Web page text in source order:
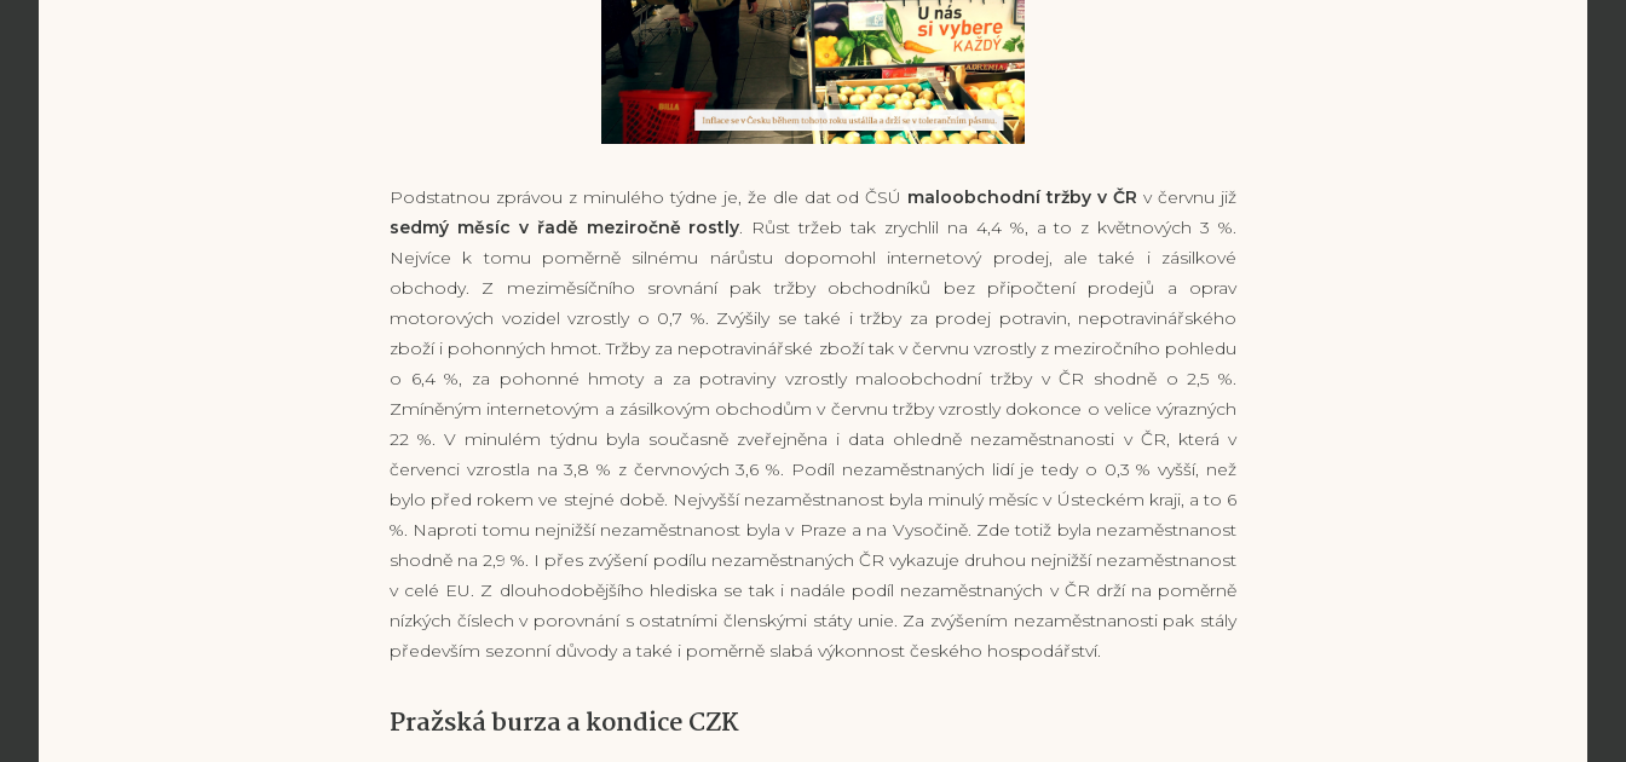
Podstatnou zprávou z minulého týdne je, že dle dat od ČSÚ maloobchodní tržby v ČR v červnu již
sedmý měsíc v řadě meziročně rostly. Růst tržeb tak zrychlil na 4,4 %, a to z květnových 3 %.
Nejvíce k tomu poměrně silnému nárůstu dopomohl internetový prodej, ale také i zásilkové
obchody. Z meziměsíčního srovnání pak tržby obchodníků bez připočtení prodejů a oprav
motorových vozidel vzrostly o 0,7 %. Zvýšily se také i tržby za prodej potravin, nepotravinářského
zboží i pohonných hmot. Tržby za nepotravinářské zboží tak v červnu vzrostly z meziročního pohledu
o 6,4 %, za pohonné hmoty a za potraviny vzrostly maloobchodní tržby v ČR shodně o 2,5 %.
Zmíněným internetovým a zásilkovým obchodům v červnu tržby vzrostly dokonce o velice výrazných
22 %. V minulém týdnu byla současně zveřejněna i data ohledně nezaměstnanosti v ČR, která v
červenci vzrostla na 3,8 % z červnových 3,6 %. Podíl nezaměstnaných lidí je tedy o 0,3 % vyšší, než
bylo před rokem ve stejné době. Nejvyšší nezaměstnanost byla minulý měsíc v Ústeckém kraji, a to 6
%. Naproti tomu nejnižší nezaměstnanost byla v Praze a na Vysočině. Zde totiž byla nezaměstnanost
shodně na 2,9 %. I přes zvýšení podílu nezaměstnaných ČR vykazuje druhou nejnižší nezaměstnanost
v celé EU. Z dlouhodobějšího hlediska se tak i nadále podíl nezaměstnaných v ČR drží na poměrně
nízkých číslech v porovnání s ostatními členskými státy unie. Za zvýšením nezaměstnanosti pak stály
především sezonní důvody a také i poměrně slabá výkonnost českého hospodářství.
Pražská burza a kondice CZK